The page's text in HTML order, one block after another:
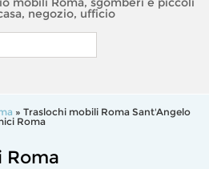
negozio, ufficio
» Traslochi mobili Roma Sant'Angelo
Roma
Roma